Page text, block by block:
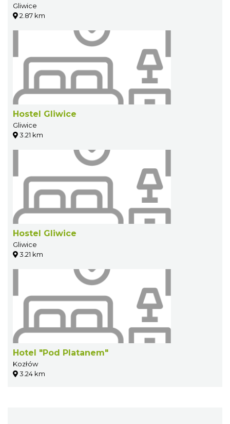
Gliwice
2.87 km
Hostel Gliwice
Gliwice
3.21 km
Hostel Gliwice
Gliwice
3.21 km
Hotel "Pod Platanem"
Kozłów
3.24 km